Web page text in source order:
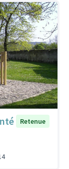
Retenue